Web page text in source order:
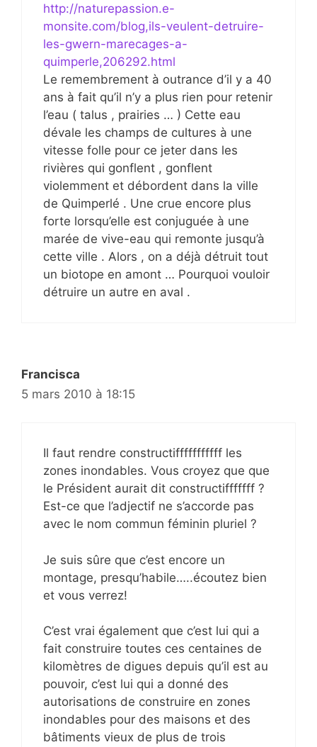
http://naturepassion.e-
monsite.com/blog,ils-veulent-detruire-
les-gwern-marecages-a-
quimperle,206292.html
Le remembrement à outrance d’il y a 40
ans à fait qu’il n’y a plus rien pour retenir
l’eau ( talus , prairies … ) Cette eau
dévale les champs de cultures à une
vitesse folle pour ce jeter dans les
rivières qui gonflent , gonflent
violemment et débordent dans la ville
de Quimperlé . Une crue encore plus
forte lorsqu’elle est conjuguée à une
marée de vive-eau qui remonte jusqu’à
cette ville . Alors , on a déjà détruit tout
un biotope en amont … Pourquoi vouloir
détruire un autre en aval .
Francisca
5 mars 2010 à 18:15
Il faut rendre constructifffffffffff les
zones inondables. Vous croyez que que
le Président aurait dit constructifffffff ?
Est-ce que l’adjectif ne s’accorde pas
avec le nom commun féminin pluriel ?
Je suis sûre que c’est encore un
montage, presqu’habile…..écoutez bien
et vous verrez!
C’est vrai également que c’est lui qui a
fait construire toutes ces centaines de
kilomètres de digues depuis qu’il est au
pouvoir, c’est lui qui a donné des
autorisations de construire en zones
inondables pour des maisons et des
bâtiments vieux de plus de trois